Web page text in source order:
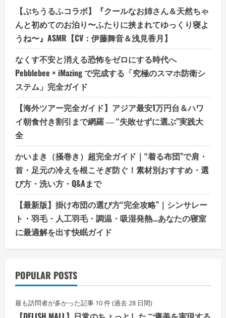
【ぷちうるふコラボ】『クールなお姉さん＆天然ちゃ
んと初めてのお泊り〜ふたりに挟まれてゆっくり寝よ
うね〜』ASMR【CV：伊藤舞音＆浅見香月】
なくす不安と消える恐怖をゼロにする時代へ
Pebblebee × iMazing で完成する「究極のスマホ防衛シ
ステム」完全ガイド
【海外ツアー完全ガイド】アジア最安1万円台＆ハワ
イ朝食付き割引まで網羅 ― “失敗せずに選ぶ”実践大
全
かいまき（掻巻き）超完全ガイド｜“着る布団”で肩・
首・足元の冷えを根こそぎ防ぐ！素材別おすすめ・選
び方・洗い方・Q&Aまで
【最新版】掛け布団の選び方“完全攻略”｜シンサレー
ト・羽毛・人工羽毛・調温・吸湿発熱…あなたの寝室
に最適解を出す快眠ガイド
POPULAR POSTS
最も訪問者が多かった記事 10 件 (過去 28 日間)